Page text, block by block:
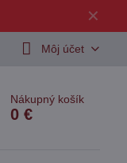
✕
Môj účet
Nákupný košík
0 €